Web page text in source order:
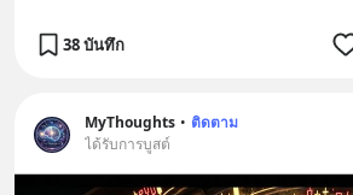
38 บันทึก
MyThoughts • ติดตาม
ได้รับการบูสต์